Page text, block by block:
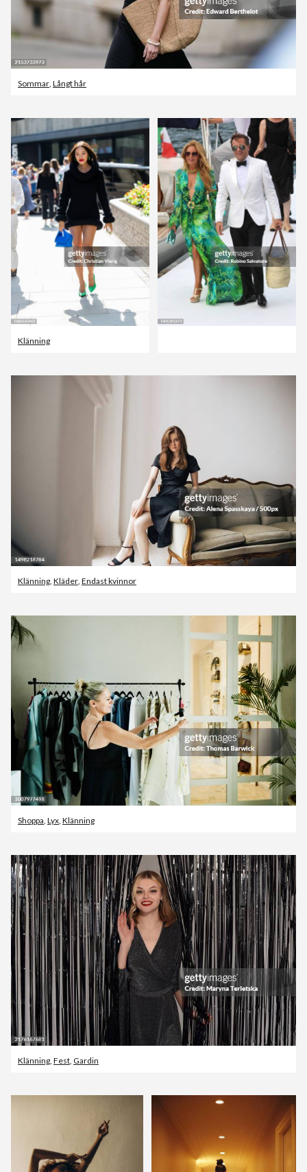
Sommar Långt hår
Klänning
Klänning Kläder Endast kvinnor
Shoppa Lyx Klänning
Klänning Fest Gardin